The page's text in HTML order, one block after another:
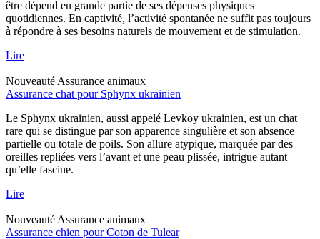
être dépend en grande partie de ses dépenses physiques
quotidiennes. En captivité, l’activité spontanée ne suffit pas toujours
à répondre à ses besoins naturels de mouvement et de stimulation.
Lire
Nouveauté Assurance animaux
Assurance chat pour Sphynx ukrainien
Le Sphynx ukrainien, aussi appelé Levkoy ukrainien, est un chat
rare qui se distingue par son apparence singulière et son absence
partielle ou totale de poils. Son allure atypique, marquée par des
oreilles repliées vers l’avant et une peau plissée, intrigue autant
qu’elle fascine.
Lire
Nouveauté Assurance animaux
Assurance chien pour Coton de Tulear